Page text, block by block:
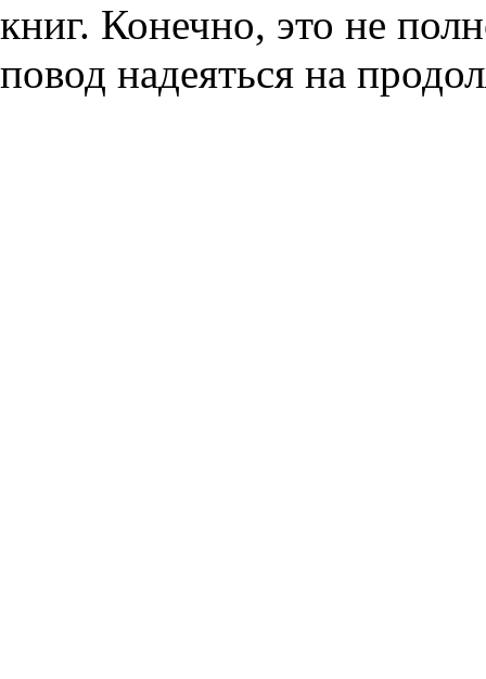
книг. Конечно, это не
повод надеяться на